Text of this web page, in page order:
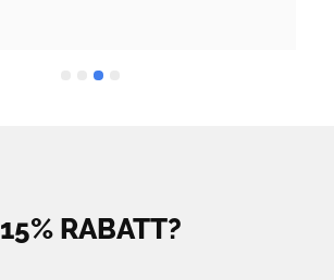
15% RABATT?